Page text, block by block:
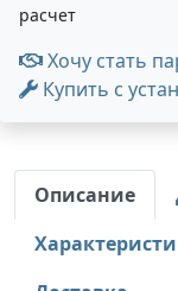
расчет
Хочу стать
Купить с
Описание